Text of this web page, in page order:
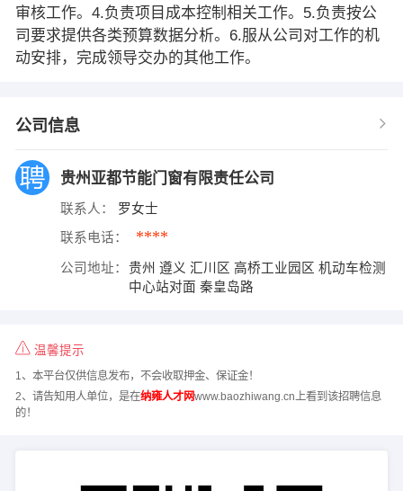
审核工作。4.负责项目成本控制相关工作。5.负责按公
司要求提供各类预算数据分析。6.服从公司对工作的机
动安排，完成领导交办的其他工作。
公司信息
贵州亚都节能门窗有限责任公司
联系人： 罗女士
联系电话： ****
公司地址：
贵州 遵义 汇川区 高桥工业园区 机动车检测
中心站对面 秦皇岛路
温馨提示
1、本平台仅供信息发布，不会收取押金、保证金！
2、请告知用人单位，是在纳雍人才网www.baozhiwang.cn上看到该招聘信息
的！